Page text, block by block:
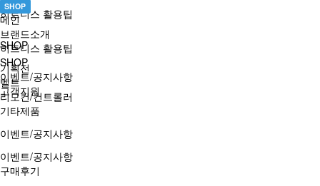
히트니스 활용팁
SHOP
기획전
벨트
리모컨/컨트롤러
기타제품
이벤트/공지사항
이벤트/공지사항
구매후기
SHOP
메인
브랜드소개
히트니스 활용팁
SHOP
이벤트/공지사항
고객지원